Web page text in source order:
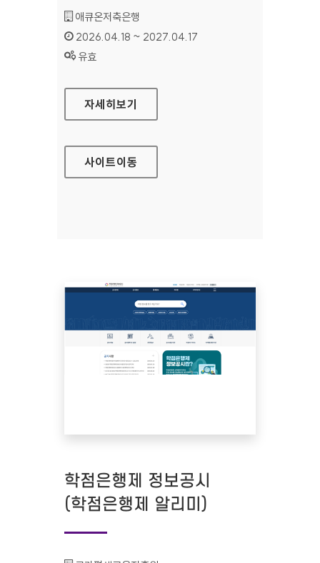
기관명 :
애큐온저축은행
인증기간 :
2026.04.18 ~ 2027.04.17
상태 :
유효
애큐온저축은행
자세히보기
사이트이동
학점은행제 정보공시
(학점은행제 알리미)